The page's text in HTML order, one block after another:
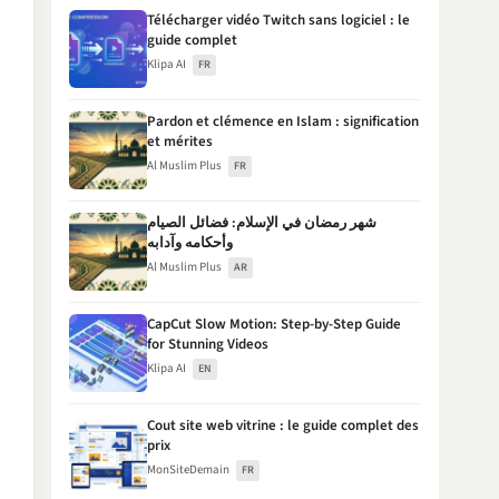
Télécharger vidéo Twitch sans logiciel : le
guide complet
Klipa AI FR
Pardon et clémence en Islam : signification
et mérites
Al Muslim Plus FR
شهر رمضان في الإسلام: فضائل الصيام
وأحكامه وآدابه
Al Muslim Plus AR
CapCut Slow Motion: Step-by-Step Guide
for Stunning Videos
Klipa AI EN
Cout site web vitrine : le guide complet des
prix
MonSiteDemain FR